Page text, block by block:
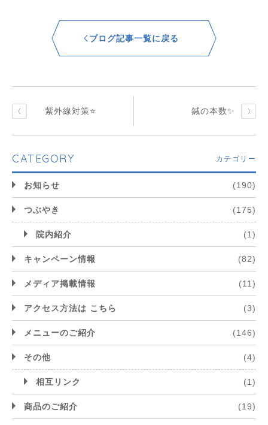
ブログ記事一覧に戻る
紫外線対策⭐️ 鍼の本数✨
CATEGORY カテゴリー
お知らせ (190)
つぶやき (175)
院内紹介 (1)
キャンペーン情報 (82)
メディア掲載情報 (11)
アクセス方法は こちら (3)
メニューのご紹介 (146)
その他 (4)
相互リンク (1)
商品のご紹介 (19)